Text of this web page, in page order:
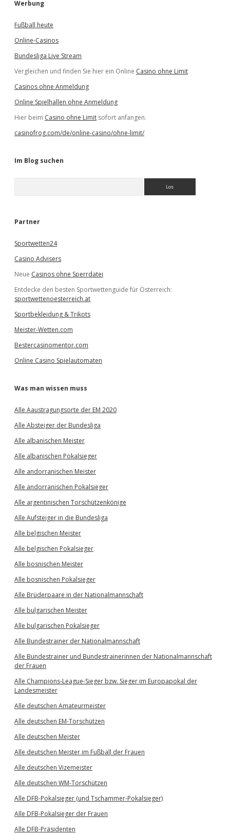
Werbung
Fußball heute
Online-Casinos
Bundesliga Live Stream
Vergleichen und finden Sie hier ein Online Casino ohne Limit
Casinos ohne Anmeldung
Online Spielhallen ohne Anmeldung
Hier beim Casino ohne Limit sofort anfangen.
casinofrog.com/de/online-casino/ohne-limit/
Im Blog suchen
e
Partner
Sportwetten24
Casino Advisers
Neue Casinos ohne Sperrdatei
Entdecke den besten Sportwettenguide für Österreich:
sportwettenoesterreich.at
Sportbekleidung & Trikots
Meister-Wetten.com
Bestercasinomentor.com
Online Casino Spielautomaten
Was man wissen muss
Alle Aaustragungsorte der EM 2020
Alle Absteiger der Bundesliga
Alle albanischen Meister
Alle albanischen Pokalsieger
Alle andorranischen Meister
Alle andorranischen Pokalsieger
Alle argentinischen Torschützenkönige
Alle Aufsteiger in die Bundesliga
Alle belgischen Meister
Alle belgischen Pokalsieger
Alle bosnischen Meister
Alle bosnischen Pokalsieger
Alle Brüderpaare in der Nationalmannschaft
Alle bulgarischen Meister
Alle bulgarischen Pokalsieger
Alle Bundestrainer der Nationalmannschaft
Alle Bundestrainer und Bundestrainerinnen der Nationalmannschaft
der Frauen
Alle Champions-League-Sieger bzw. Sieger im Europapokal der
Landesmeister
Alle deutschen Amateurmeister
Alle deutschen EM-Torschützen
Alle deutschen Meister
Alle deutschen Meister im Fußball der Frauen
Alle deutschen Vizemeister
Alle deutschen WM-Torschützen
Alle DFB-Pokalsieger (und Tschammer-Pokalsieger)
Alle DFB-Pokalsieger der Frauen
Alle DFB-Präsidenten